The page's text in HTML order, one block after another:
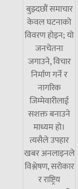
बुझ्दछौं समाचार
केवल घटनाको
विवरण होइन; यो
जनचेतना
जगाउने, विचार
निर्माण गर्ने र
नागरिक
जिम्मेवारीलाई
सशक्त बनाउने
माध्यम हो।
त्यसैले उपहार
खबर अनलाइनले
विश्लेषण, सरोकार
र राष्ट्रिय